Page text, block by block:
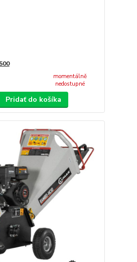
momentálně
nedostupné
Pridať do košíka